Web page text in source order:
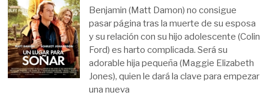
Benjamin (Matt Damon) no consigue
pasar página tras la muerte de su esposa
y su relación con su hijo adolescente (Colin
Ford) es harto complicada. Será su
adorable hija pequeña (Maggie Elizabeth
Jones), quien le dará la clave para empezar
una nueva